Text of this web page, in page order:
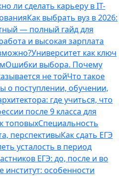
ли сделать карьеру в IT-
Как выбрать вуз в 2026:
— полный гайд для
и высокая зарплата
Университет как ключ
Ошибки выбора. Почему
не тойЧто такое
о поступлении, обучении,
где учиться, что
после 9 класса для
топовыхСпециальность
перспективыКак сдать ЕГЭ
усталость в период
ЕГЭ: до, после и во
институт: особенности